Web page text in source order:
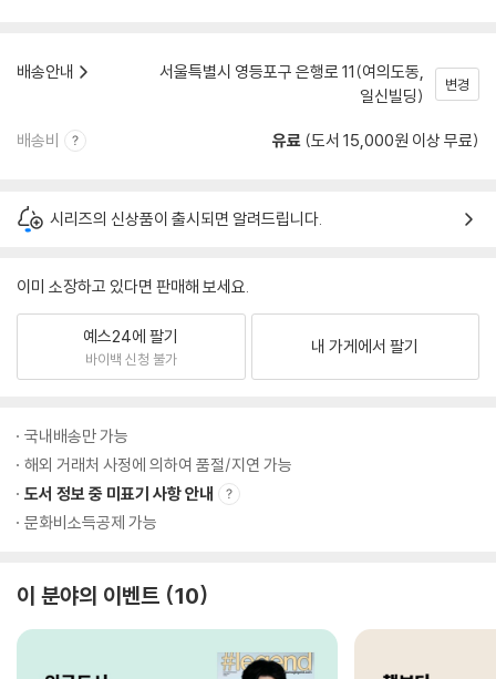
배송안내
서울특별시 영등포구 은행로 11(여의도동,
일신빌딩)
변경
배송비 유료 (도서 15,000원 이상 무료)
시리즈의 신상품이 출시되면 알려드립니다.
이미 소장하고 있다면 판매해 보세요.
예스24에 팔기
바이백 신청 불가
내 가게에서 팔기
국내배송만 가능
해외 거래처 사정에 의하여 품절/지연 가능
도서 정보 중 미표기 사항 안내
문화비소득공제 가능
이 분야의 이벤트 10